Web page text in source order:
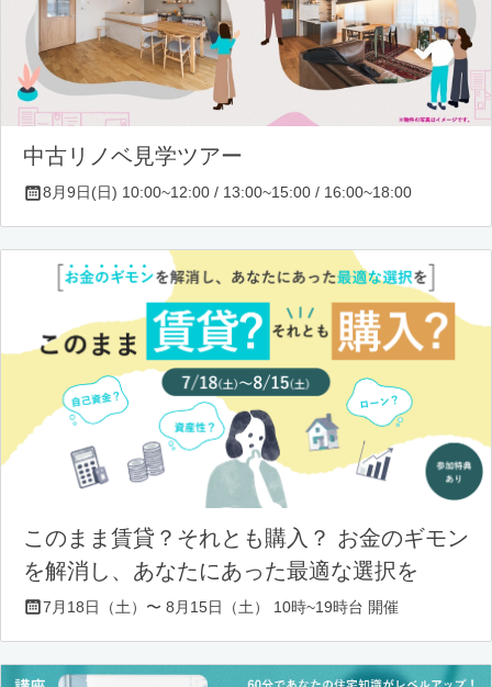
中古リノベ見学ツアー
8月9日(日) 10:00~12:00 / 13:00~15:00 / 16:00~18:00
このまま賃貸？それとも購入？ お金のギモン
を解消し、あなたにあった最適な選択を
7月18日（土）〜 8月15日（土） 10時~19時台 開催